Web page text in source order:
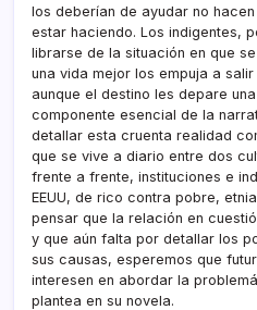
los deberí­an de ayudar no
estar haciendo. Los indigentes,
librarse de la situación en que
una vida mejor los empuja a
aunque el destino les depare
componente esencial de la
detallar esta cruenta realidad
que se vive a diario entre dos
frente a frente, instituciones e
EEUU, de rico contra pobre,
pensar que la relación en
y que aún falta por detallar los
sus causas, esperemos que
interesen en abordar la
plantea en su novela.